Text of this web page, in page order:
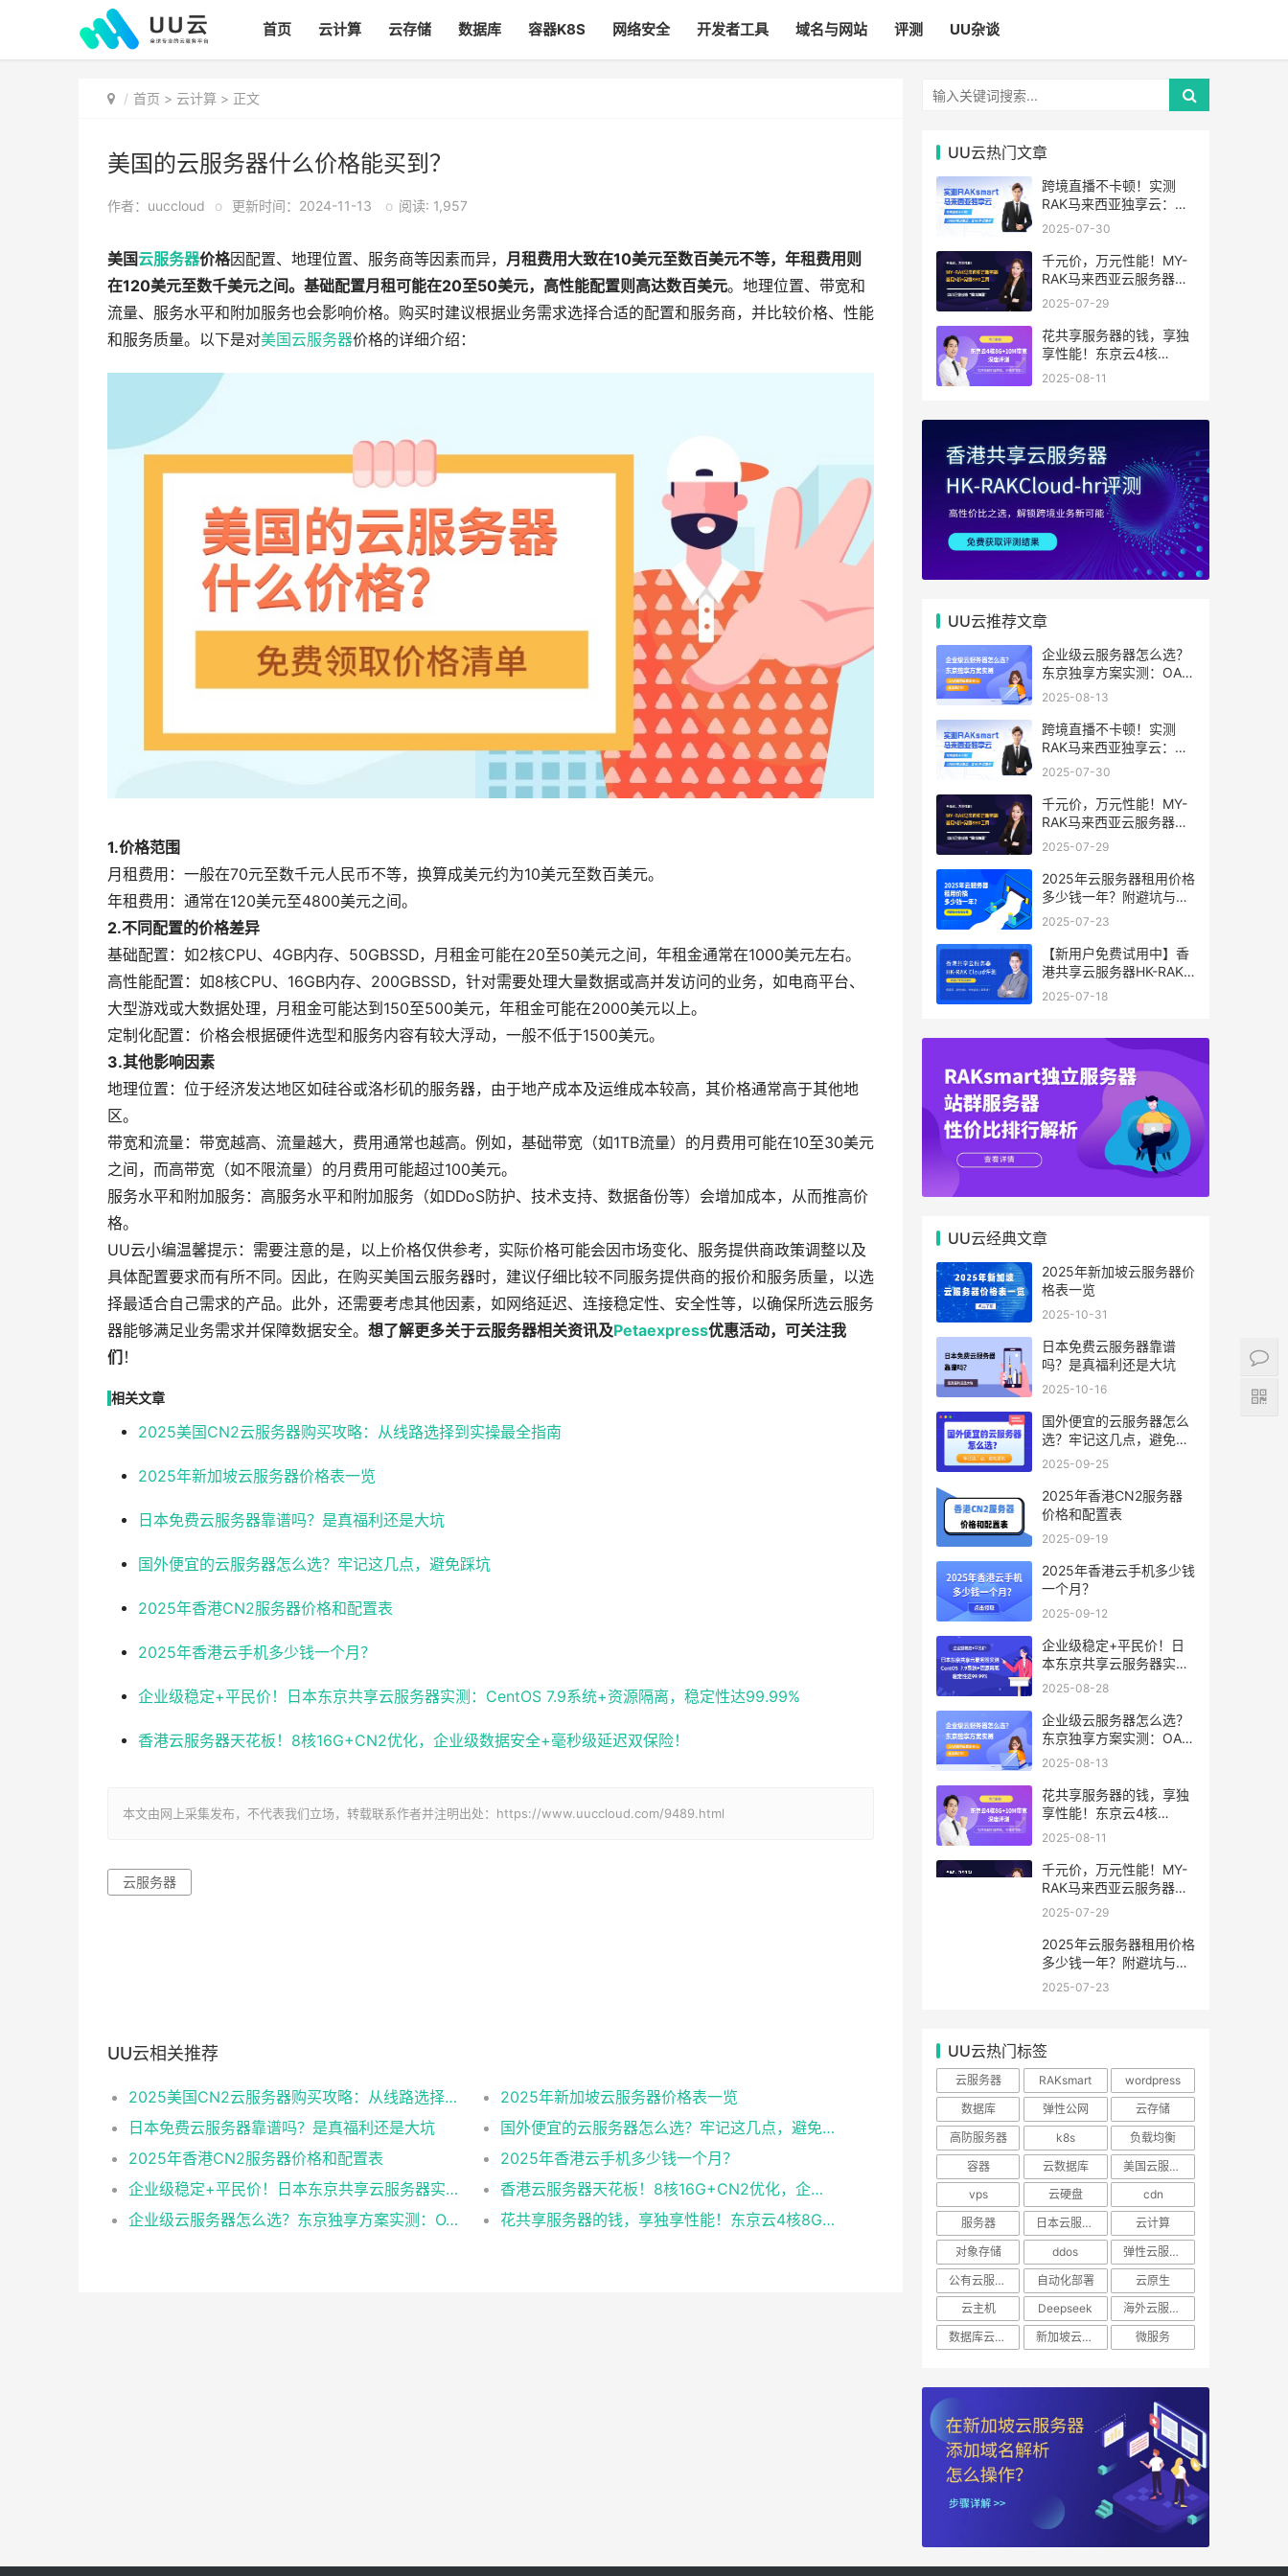
首页 云计算 云存储 数据库 容器K8S 网络安全 开发者工具 域名与网站 评测 UU杂谈
首页 > 云计算 > 正文
美国的云服务器什么价格能买到？
作者：uuccloud o 更新时间：2024-11-13 o 阅读: 1,957
美国云服务器价格因配置、地理位置、服务商等因素而异， 月租费用大致在10美元至数百美元不等，年租费用则
在120美元至数千美元之间。基础配置月租可能在20至50美元，高性能配置则高达数百美元。地理位置、带宽和
流量、服务水平和附加服务也会影响价格。购买时建议根据业务需求选择合适的配置和服务商，并比较价格、性能
和服务质量。以下是对美国云服务器价格的详细介绍：
1.价格范围
月租费用：一般在70元至数千元人民币不等，换算成美元约为10美元至数百美元。
年租费用：通常在120美元至4800美元之间。
2.不同配置的价格差异
基础配置：如2核CPU、4GB内存、50GBSSD，月租金可能在20至50美元之间，年租金通常在1000美元左右。
高性能配置：如8核CPU、16GB内存、200GBSSD，针对需要处理大量数据或高并发访问的业务，如电商平台、
大型游戏或大数据处理，月租金可能达到150至500美元，年租金可能在2000美元以上。
定制化配置：价格会根据硬件选型和服务内容有较大浮动，一般不低于1500美元。
3.其他影响因素
地理位置：位于经济发达地区如硅谷或洛杉矶的服务器，由于地产成本及运维成本较高，其价格通常高于其他地
区。
带宽和流量：带宽越高、流量越大，费用通常也越高。例如，基础带宽（如1TB流量）的月费用可能在10至30美元
之间，而高带宽（如不限流量）的月费用可能超过100美元。
服务水平和附加服务：高服务水平和附加服务（如DDoS防护、技术支持、数据备份等）会增加成本，从而推高价
格。
UU云小编温馨提示：需要注意的是，以上价格仅供参考，实际价格可能会因市场变化、服务提供商政策调整以及
具体配置要求而有所不同。因此，在购买美国云服务器时，建议仔细比较不同服务提供商的报价和服务质量，以选
择最适合自己需求的产品。此外，还需要考虑其他因素，如网络延迟、连接稳定性、安全性等，以确保所选云服务
器能够满足业务需求并保障数据安全。 想了解更多关于云服务器相关资讯及Petaexpress优惠活动，可关注我
们 ！
相关文章
2025美国CN2云服务器购买攻略：从线路选择到实操最全指南
2025年新加坡云服务器价格表一览
日本免费云服务器靠谱吗？是真福利还是大坑
国外便宜的云服务器怎么选？牢记这几点，避免踩坑
2025年香港CN2服务器价格和配置表
2025年香港云手机多少钱一个月？
企业级稳定+平民价！日本东京共享云服务器实测：CentOS 7.9系统+资源隔离，稳定性达99.99%
香港云服务器天花板！8核16G+CN2优化，企业级数据安全+毫秒级延迟双保险！
本文由网上采集发布，不代表我们立场，转载联系作者并注明出处：https://www.uuccloud.com/9489.html
云服务器
UU云相关推荐
2025美国CN2云服务器购买攻略：从线路选择到实操最全指南
2025年新加坡云服务器价格表一览
日本免费云服务器靠谱吗？是真福利还是大坑
国外便宜的云服务器怎么选？牢记这几点，避免踩坑
2025年香港CN2服务器价格和配置表
2025年香港云手机多少钱一个月？
企业级稳定+平民价！日本东京共享云服务器实测：CentOS 7.9系统+资源隔离，稳定性达99.99%
香港云服务器天花板！8核16G+CN2优化，企业级数据安全+毫秒级延迟双保险！
企业级云服务器怎么选？东京独享方案实测：OA系统响应提速40%，成本降65%
花共享服务器的钱，享独享性能！东京云4核8G+10M带宽降价来袭
UU云热门文章
跨境直播不卡顿！实测
RAK马来西亚独享云：
1080P推流稳定，首月6
2025-07-30
千元价，万元性能！MY-
RAK马来西亚云服务器：
首月5折+免费SEO工具，
2025-07-29
花共享服务器的钱，享独
享性能！东京云4核
8G+10M带宽降价来袭
2025-08-11
UU云推荐文章
企业级云服务器怎么选？
东京独享方案实测：OA系
统响应提速40%，成本降
2025-08-13
跨境直播不卡顿！实测
RAK马来西亚独享云：
1080P推流稳定，首月6
2025-07-30
千元价，万元性能！MY-
RAK马来西亚云服务器：
首月5折+免费SEO工具，
2025-07-29
2025年云服务器租用价格
多少钱一年？附避坑与省
钱攻略
2025-07-23
【新用户免费试用中】香
港共享云服务器HK-RAK
Cloud评测：低延迟、高
2025-07-18
UU云经典文章
2025年新加坡云服务器价
格表一览
2025-10-31
日本免费云服务器靠谱
吗？是真福利还是大坑
2025-10-16
国外便宜的云服务器怎么
选？牢记这几点，避免踩
坑
2025-09-25
2025年香港CN2服务器
价格和配置表
2025-09-19
2025年香港云手机多少钱
一个月？
2025-09-12
企业级稳定+平民价！日
本东京共享云服务器实
测：CentOS 7.9系统+资
99.99%
2025-08-28
企业级云服务器怎么选？
东京独享方案实测：OA系
统响应提速40%，成本降
2025-08-13
花共享服务器的钱，享独
享性能！东京云4核
8G+10M带宽降价来袭
2025-08-11
千元价，万元性能！MY-
RAK马来西亚云服务器：
首月5折+免费SEO工具，
2025-07-29
2025年云服务器租用价格
多少钱一年？附避坑与省
钱攻略
2025-07-23
UU云热门标签
云服务器 RAKsmart
wordpress
数据库
弹性公网
云存储
高防服务器
k8s
负载均衡
容器
云数据库
美国云服务器
vps
云硬盘
cdn
服务器
日本云服务器
云计算
对象存储
ddos
弹性云服务器
公有云服务器
自动化部署
云原生
云主机
Deepseek
海外云服务器
数据库云托管
新加坡云服务器 微服务